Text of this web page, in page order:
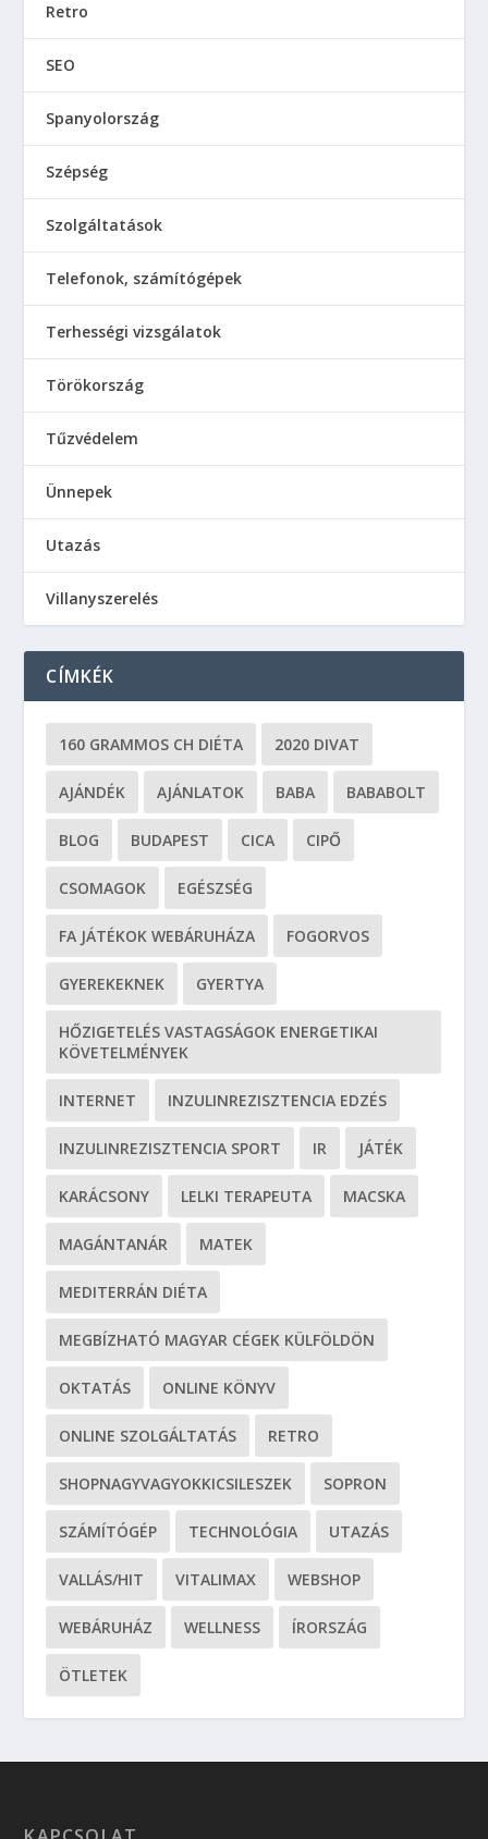
Retro
SEO
Spanyolország
Szépség
Szolgáltatások
Telefonok, számítógépek
Terhességi vizsgálatok
Törökország
Tűzvédelem
Ünnepek
Utazás
Villanyszerelés
CÍMKÉK
160 GRAMMOS CH DIÉTA 2020 DIVAT
AJÁNDÉK AJÁNLATOK BABA BABABOLT
BLOG BUDAPEST CICA CIPŐ
CSOMAGOK EGÉSZSÉG
FA JÁTÉKOK WEBÁRUHÁZA FOGORVOS
GYEREKEKNEK GYERTYA
HŐZIGETELÉS VASTAGSÁGOK ENERGETIKAI
KÖVETELMÉNYEK
INTERNET INZULINREZISZTENCIA EDZÉS
INZULINREZISZTENCIA SPORT IR JÁTÉK
KARÁCSONY LELKI TERAPEUTA MACSKA
MAGÁNTANÁR MATEK
MEDITERRÁN DIÉTA
MEGBÍZHATÓ MAGYAR CÉGEK KÜLFÖLDÖN
OKTATÁS ONLINE KÖNYV
ONLINE SZOLGÁLTATÁS RETRO
SHOPNAGYVAGYOKKICSILESZEK SOPRON
SZÁMÍTÓGÉP TECHNOLÓGIA UTAZÁS
VALLÁS/HIT VITALIMAX WEBSHOP
WEBÁRUHÁZ WELLNESS ÍRORSZÁG
ÖTLETEK